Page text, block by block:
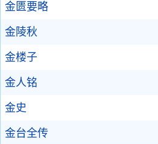
金匮要略
金陵秋
金楼子
金人铭
金史
金台全传